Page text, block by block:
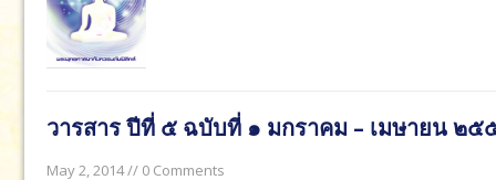
วารสาร ปีที่ ๕ ฉบับที่ ๑ มกราคม – เมษายน ๒๕
May 2, 2014 // 0 Comments